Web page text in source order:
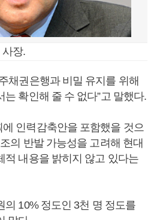
장.
채권은행과 비밀 유지를 위해
확인해 줄 수 없다”고 말했다.
인력감축안을 포함했을 것으
의 반발 가능성을 고려해 현대
적 내용을 밝히지 않고 있다는
의 10% 정도인 3천 명 정도를